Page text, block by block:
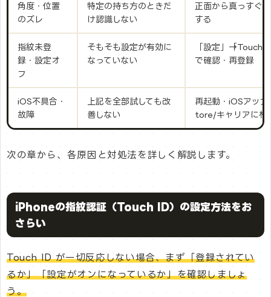
角度・位置
のズレ
特定の持ち方のときだ
け認識しない
正面から真っすぐ
する
指紋未登
録・設定オ
フ
そもそも設定が有効に
なっていない
「設定」→「Touch
で確認・再登録
iOS不具合・
故障
上記を全部試しても改
善しない
再起動・iOSアッ
tore/キャリアに相
次の章から、各原因と対処法を詳しく解説します。
iPhoneの指紋認証（Touch ID）の設定方法をお
さらい
Touch ID が一切反応しない場合、まず「登録されてい
るか」「設定がオンになっているか」を確認しましょ
う。